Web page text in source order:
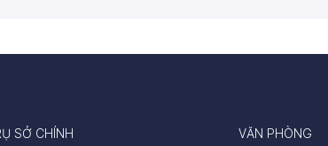
SỞ CHÍNH VĂN PHÒNG